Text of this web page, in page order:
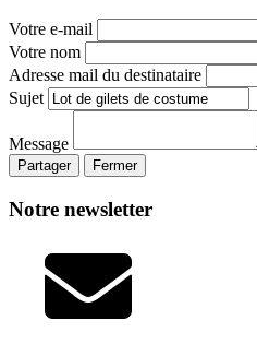
Votre e-mail
Votre nom
Adresse mail du destinataire
Sujet
Message
Partager Fermer
Notre newsletter